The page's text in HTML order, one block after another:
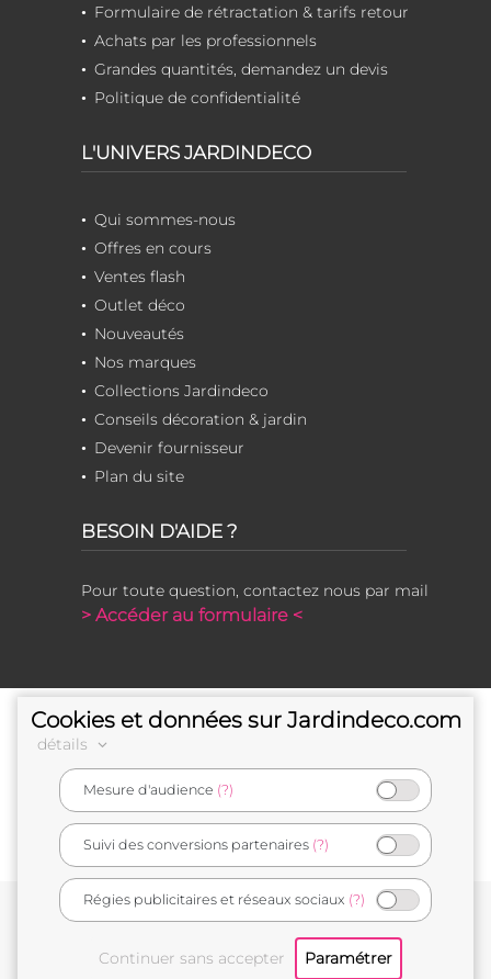
Formulaire de rétractation & tarifs retour
Achats par les professionnels
Grandes quantités, demandez un devis
Politique de confidentialité
L'UNIVERS JARDINDECO
Qui sommes-nous
Offres en cours
Ventes flash
Outlet déco
Nouveautés
Nos marques
Collections Jardindeco
Conseils décoration & jardin
Devenir fournisseur
Plan du site
BESOIN D'AIDE ?
Pour toute question, contactez nous par mail
> Accéder au formulaire <
e-commerçant français
Cookies et données sur Jardindeco.com
détails
Mesure d'audience (?)
Suivi des conversions partenaires (?)
Régies publicitaires et réseaux sociaux (?)